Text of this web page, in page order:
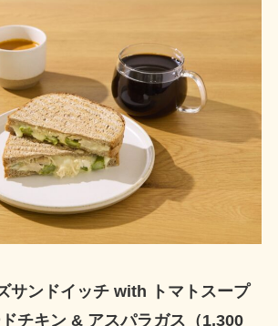
サンドイッチ with トマトスープ
チキン & アスパラガス（1,300